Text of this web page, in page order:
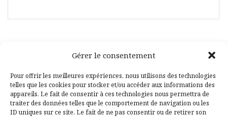
Gérer le consentement
Pour offrir les meilleures expériences, nous utilisons des technologies
telles que les cookies pour stocker et/ou accéder aux informations des
appareils. Le fait de consentir à ces technologies nous permettra de
traiter des données telles que le comportement de navigation ou les
ID uniques sur ce site. Le fait de ne pas consentir ou de retirer son
Facebook
Pinterest